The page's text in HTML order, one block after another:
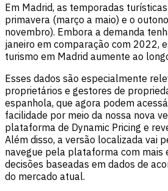
Em Madrid, as temporadas
primavera (março a maio) e o
novembro). Embora a demanda
janeiro em comparação com 2022,
turismo em Madrid aumente ao
Esses dados são especialmente
proprietários e gestores de
espanhola, que agora podem
facilidade por meio da nossa nova
plataforma de Dynamic Pricing e
Além disso, a versão localizada vai
navegue pela plataforma com mais
decisões baseadas em dados de
do mercado atual.